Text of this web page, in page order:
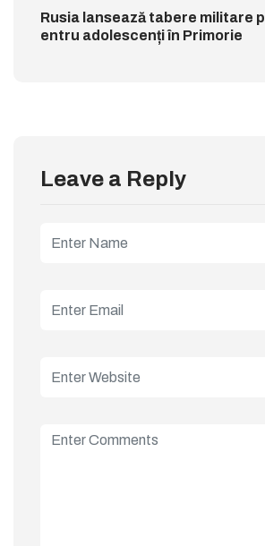
Rusia lansează tabere militare p
entru adolescenți în Primorie
Leave a Reply